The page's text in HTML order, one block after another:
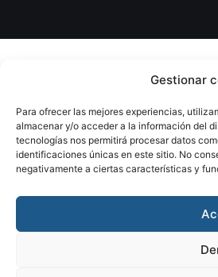
Gestionar
Para ofrecer las mejores experiencias,
almacenar y/o acceder a la información del
tecnologías nos permitirá procesar datos
identificaciones únicas en este sitio. No
negativamente a ciertas características y